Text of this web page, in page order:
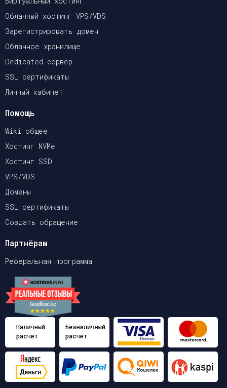
Облачный хостинг VPS/VDS
Зарегистрировать домен
Облачное хранилище
Dedicated сервер
SSL сертификаты
Личный кабинет
Помощь
Wiki общее
Хостинг NVMe
Хостинг SSD
VPS/VDS
Домены
SSL сертификаты
Создать обращение
Партнёрам
Реферальная программа